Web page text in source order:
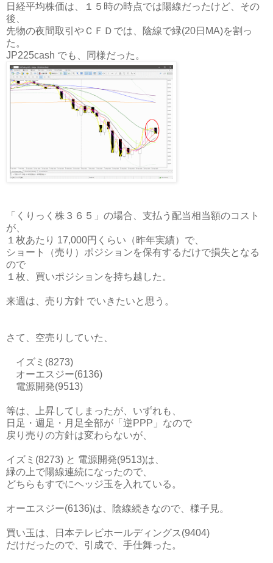
日経平均株価は、１５時の時点では陽線だったけど、その
後、
先物の夜間取引やＣＦＤでは、陰線で緑(20日MA)を割っ
た。
JP225cash でも、同様だった。
「くりっく株３６５」の場合、支払う配当相当額のコスト
が、
１枚あたり 17,000円くらい（昨年実績）で、
ショート（売り）ポジションを保有するだけで損失となる
ので
１枚、買いポジションを持ち越した。
来週は、売り方針 でいきたいと思う。
さて、空売りしていた、
イズミ(8273)
オーエスジー(6136)
電源開発(9513)
等は、上昇してしまったが、いずれも、
日足・週足・月足全部が「逆PPP」なので
戻り売りの方針は変わらないが、
イズミ(8273) と 電源開発(9513)は、
緑の上で陽線連続になったので、
どちらもすでにヘッジ玉を入れている。
オーエスジー(6136)は、陰線続きなので、様子見。
買い玉は、日本テレビホールディングス(9404)
だけだったので、引成で、手仕舞った。